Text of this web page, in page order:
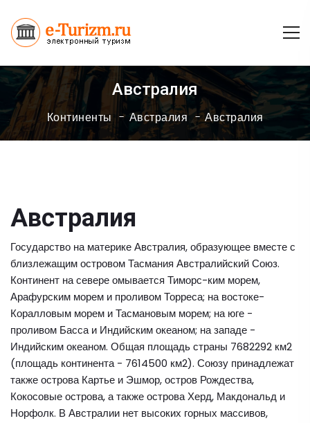
Австралия
Континенты Австралия Австралия
Австралия
Государство на материке Австралия, образующее вместе с
близлежащим островом Тасмания Австралийский Союз.
Континент на севере омывается Тиморс-ким морем,
Арафурским морем и проливом Торреса; на востоке-
Коралловым морем и Тасмановым морем; на юге -
проливом Басса и Индийским океаном; на западе -
Индийским океаном. Общая площадь страны 7682292 км2
(площадь континента - 7614500 км2). Союзу принадлежат
также острова Картье и Эшмор, остров Рождества,
Кокосовые острова, а также острова Херд, Макдональд и
Норфолк. В Австралии нет высоких горных массивов,